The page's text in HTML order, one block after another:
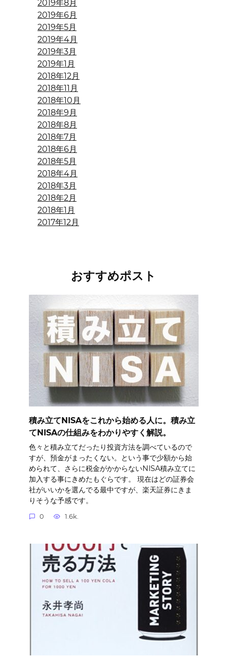
2019年8月
2019年6月
2019年5月
2019年4月
2019年3月
2019年1月
2018年12月
2018年11月
2018年10月
2018年9月
2018年8月
2018年7月
2018年6月
2018年5月
2018年4月
2018年3月
2018年2月
2018年1月
2017年12月
おすすめポスト
積み立てNISAをこれから始める人に。積み立
てNISAの仕組みをわかりやすく解説。
色々と積み立てだったり投資方法を調べているので
すが、預金がまったくない。という事で少額から始
められて、さらに税金がかからないNISA積み立てに
加入する事にきめたもぐらです。 現在はどの証券会
社がいいかを選んでる最中ですが、楽天証券にきま
りそうな予感です。
0 1.6k.